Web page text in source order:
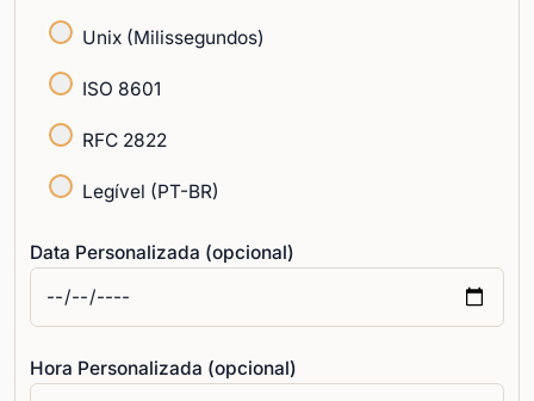
Unix (Milissegundos)
ISO 8601
RFC 2822
Legível (PT-BR)
Data Personalizada (opcional)
Hora Personalizada (opcional)